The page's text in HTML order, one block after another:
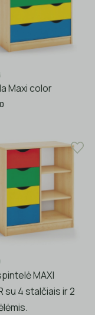
Maxi color
MAXI
su 4 stalčiais ir 2